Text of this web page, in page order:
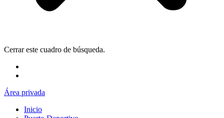
Cerrar este cuadro de búsqueda.
Área privada
Inicio